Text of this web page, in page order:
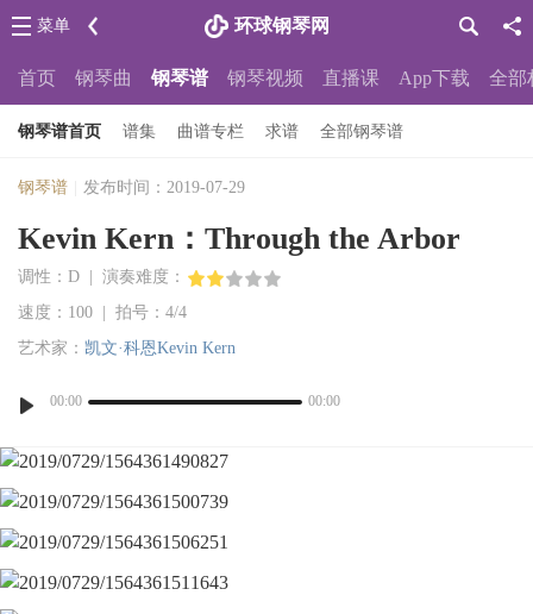
环球钢琴网
菜单
首页 钢琴曲 钢琴谱 钢琴视频 直播课 App下载 全部
钢琴谱首页 谱集 曲谱专栏 求谱 全部钢琴谱
钢琴谱 发布时间：2019-07-29
Kevin Kern：Through the Arbor
调性：D | 演奏难度：
速度：100 | 拍号：4/4
艺术家： 凯文·科恩Kevin Kern
00:00 00:00